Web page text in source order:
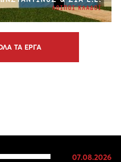
ΛΟΙΠΟΙ ΚΛΑΔΟΙ
ΤΑ ΕΡΓΑ
07.08.2026